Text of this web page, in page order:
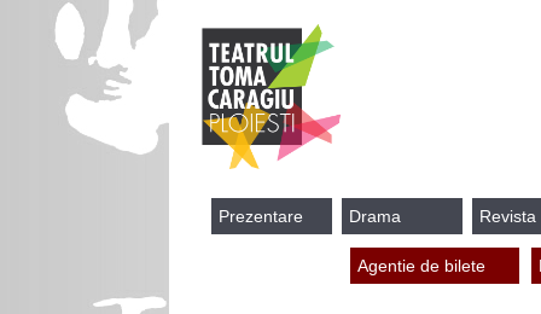
Revista
Drama
Prezentare
Agentie de bilete